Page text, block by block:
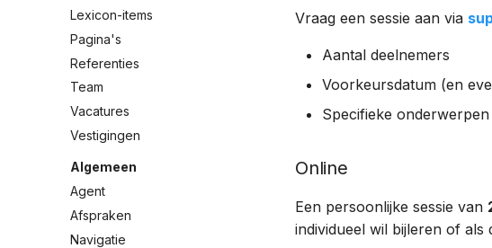
Lexicon-items
Pagina's
Referenties
Team
Vacatures
Vestigingen
Algemeen
Agent
Afspraken
Navigatie
Vraag een sessie aan via
Aantal deelnemers
Voorkeursdatum (en
Specifieke
Online
Een persoonlijke sessie van
individueel wil bijleren of als